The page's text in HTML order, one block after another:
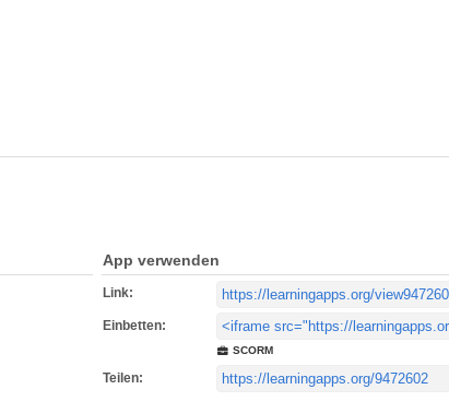
App verwenden
Link:
Einbetten:
SCORM
Teilen: